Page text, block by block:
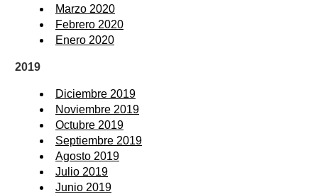
Marzo 2020
Febrero 2020
Enero 2020
2019
Diciembre 2019
Noviembre 2019
Octubre 2019
Septiembre 2019
Agosto 2019
Julio 2019
Junio 2019